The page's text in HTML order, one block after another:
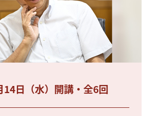
14日（水）開講・全6回